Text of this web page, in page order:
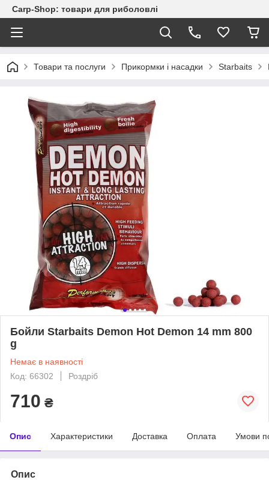
Carp-Shop: товари для риболовлі
Товари та послуги Прикормки і насадки Starbaits
Бойли Starbaits Demon Hot Demon 14 mm 800
g
Немає в наявності
Код: 66302
Роздріб
710 ₴
Опис Характеристики Доставка Оплата Умови
Опис